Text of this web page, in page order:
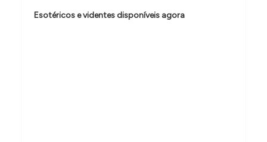
o
d
Esotéricos e videntes disponíveis agora